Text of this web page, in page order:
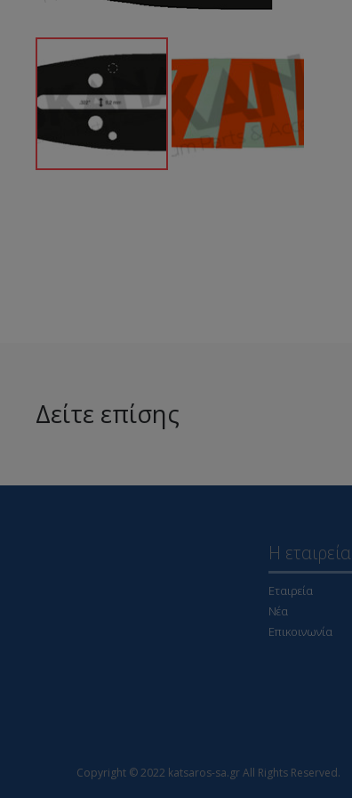
Δείτε επίσης
Η εταιρεία
Εταιρεία
Νέα
Επικοινωνία
Copyright © 2022 katsaros-sa.gr All Rights Reserved.